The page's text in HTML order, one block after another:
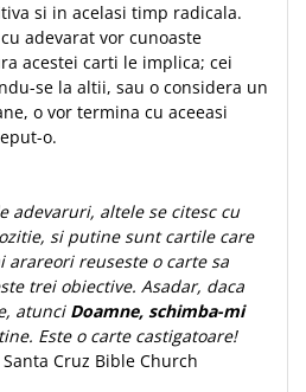
si in acelasi timp radicala.
adevarat vor cunoaste
acestei carti le implica; cei
se la altii, sau o considera un
o vor termina cu aceeasi
o.
adevaruri, altele se citesc cu
si putine sunt cartile care
reuseste o carte sa
trei obiective. Asadar, daca
atunci Doamne, schimba-mi
Este o carte castigatoare!
Cruz Bible Church